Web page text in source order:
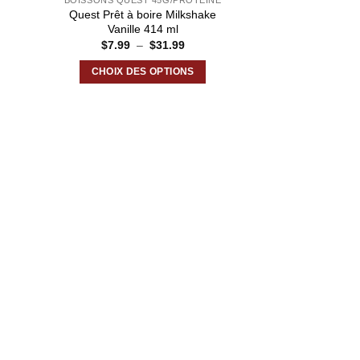
Quest Prêt à boire Milkshake
Vanille 414 ml
$7.99 – $31.99Plage
prix :
$7.99
CHOIX DES OPTIONS